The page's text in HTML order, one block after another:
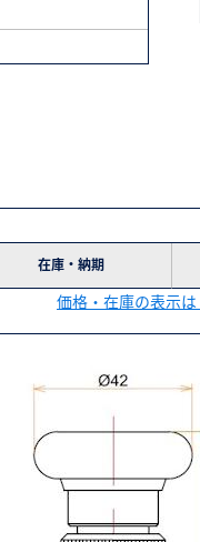
在庫・納期
価格・在庫の表示